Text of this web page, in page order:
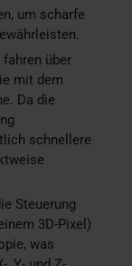
um scharfe
über
mit dem
Da die
schnellere
Steuerung
3D-Pixel)
was